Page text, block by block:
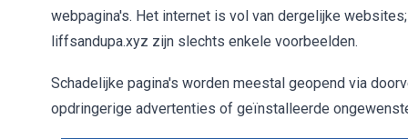
webpagina's. Het internet is vol van dergelijke
liffsandupa.xyz zijn slechts enkele voorbeelden.
Schadelijke pagina's worden meestal geopend via
opdringerige advertenties of geïnstalleerde